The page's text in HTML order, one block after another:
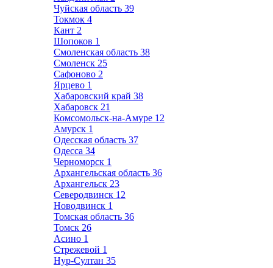
Чуйская область 39
Токмок 4
Кант 2
Шопоков 1
Смоленская область 38
Смоленск 25
Сафоново 2
Ярцево 1
Хабаровский край 38
Хабаровск 21
Комсомольск-на-Амуре 12
Амурск 1
Одесская область 37
Одесса 34
Черноморск 1
Архангельская область 36
Архангельск 23
Северодвинск 12
Новодвинск 1
Томская область 36
Томск 26
Асино 1
Стрежевой 1
Нур-Султан 35